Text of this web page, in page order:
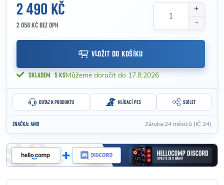
2 490 KČ
2 058 KČ BEZ DPH
VLOŽIT DO KOŠÍKU
SKLADEM 5 KS 17.8.2026
DOTAZ K PRODUKTU HLÍDACÍ PES SDÍLET
ZNAČKA: AMD Záruka:24 měsíců (IČ 24)